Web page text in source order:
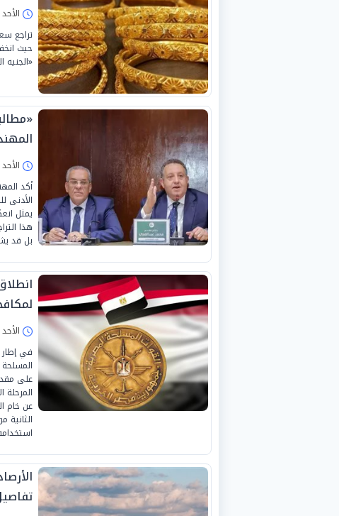
الأحد 02/أغسطس/2026 - 07:37 م
«الجنيه
الأحد 02/أغسطس/2026 - 07:16 م
أكد
الأدنى
يمثل
هذا
بل قد
الأحد 02/أغسطس/2026 - 06:58 م
في إطار
على
عن خام